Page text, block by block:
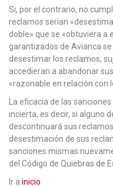
Si, por el contrario, no
reclamos serían
doble» que se «obtuviera a
garantizados de Avianca
desestimar los reclamos,
accedieran a abandonar
«razonable en relación con
La eficacia de las
incierta, es decir, si alguno
descontinuará sus
desestimación de sus
sanciones mismas
del Código de Quiebras de
Ir a inicio